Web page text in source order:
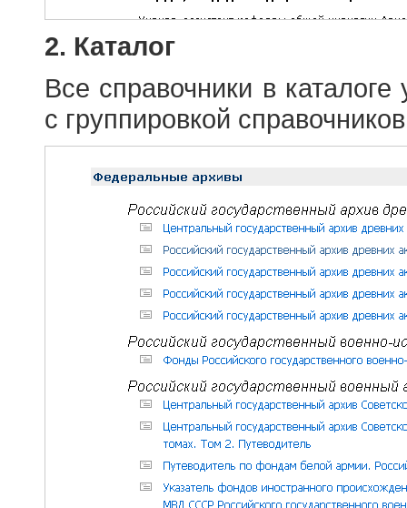
2. Каталог
Все справочники в
с группировкой